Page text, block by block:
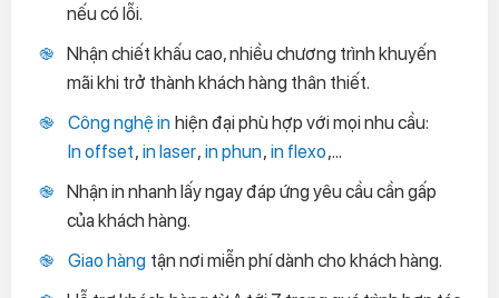
nếu có lỗi.
Nhận chiết khấu cao, nhiều chương trình khuyến
mãi khi trở thành khách hàng thân thiết.
Công nghệ in hiện đại phù hợp với mọi nhu cầu:
In offset, in laser, in phun, in flexo,...
Nhận in nhanh lấy ngay đáp ứng yêu cầu cần gấp
của khách hàng.
Giao hàng tận nơi miễn phí dành cho khách hàng.